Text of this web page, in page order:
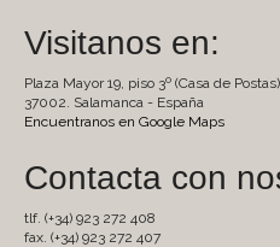
Visitanos en:
Plaza Mayor 19, piso 3º (Casa de Postas)
37002. Salamanca - España
Encuentranos en Google Maps
Contacta con
tlf. (+34) 923 272 408
fax. (+34) 923 272 407